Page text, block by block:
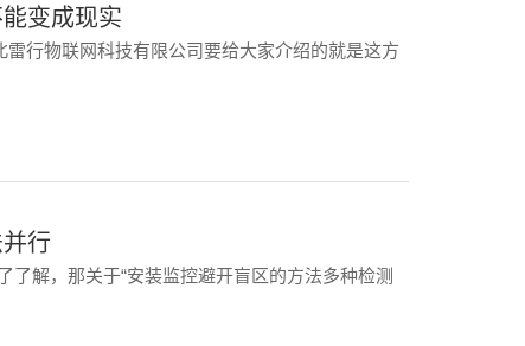
变成现实
行物联网科技有限公司要给大家介绍的就是这方
行
解，那关于“安装监控避开盲区的方法多种检测